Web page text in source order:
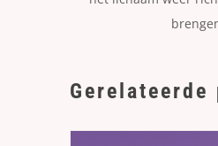
Gerelateerde